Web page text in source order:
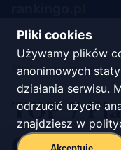
Pliki cookies
Używamy plików
anonimowych
działania serwisu.
odrzucić użycie
znajdziesz w
Start/
TOP 7